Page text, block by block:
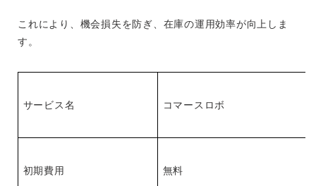
これにより、機会損失を防ぎ、在庫の運用効率が向上しま
す。
サービス名 コマースロボ
初期費用 無料